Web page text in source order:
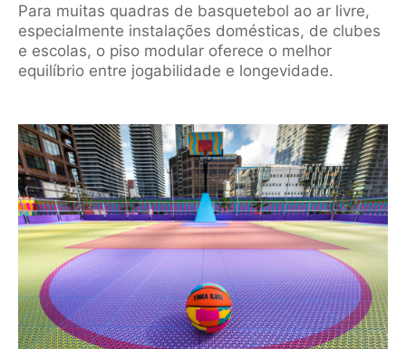
Para muitas quadras de basquetebol ao ar livre,
especialmente instalações domésticas, de clubes
e escolas, o piso modular oferece o melhor
equilíbrio entre jogabilidade e longevidade.